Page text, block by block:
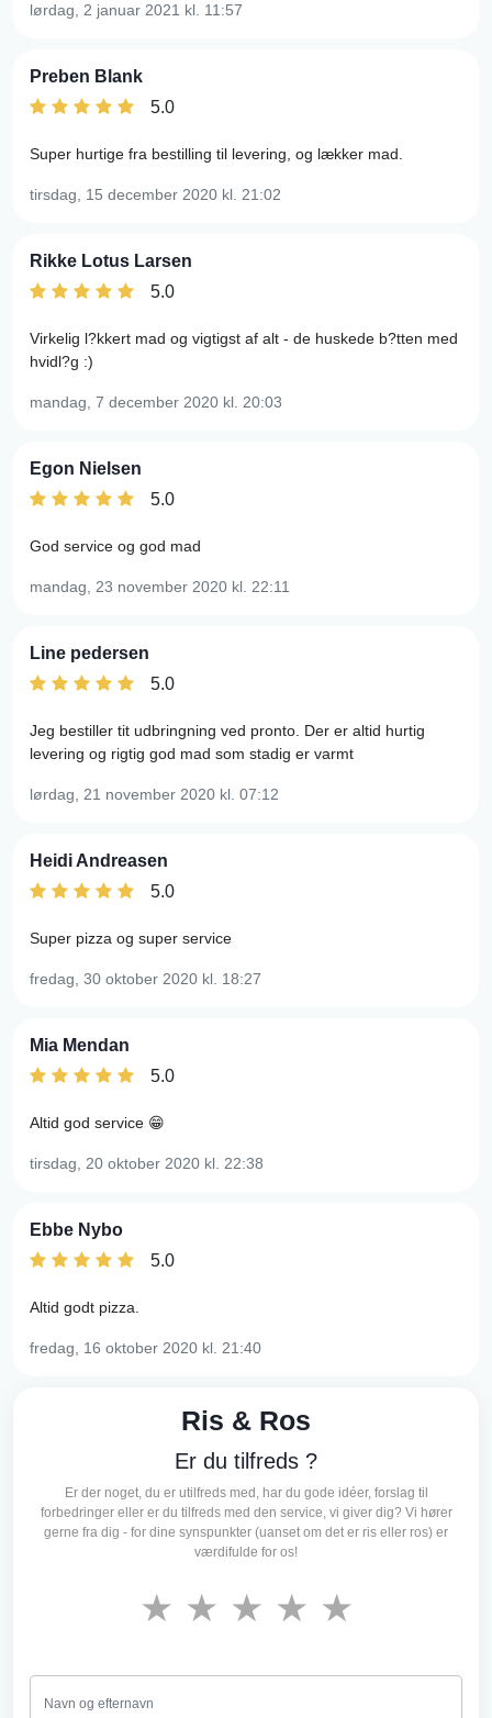
lørdag, 2 januar 2021 kl. 11:57
Preben Blank
5.0
Super hurtige fra bestilling til levering, og lækker mad.
tirsdag, 15 december 2020 kl. 21:02
Rikke Lotus Larsen
5.0
Virkelig l?kkert mad og vigtigst af alt - de huskede b?tten med
hvidl?g :)
mandag, 7 december 2020 kl. 20:03
Egon Nielsen
5.0
God service og god mad
mandag, 23 november 2020 kl. 22:11
Line pedersen
5.0
Jeg bestiller tit udbringning ved pronto. Der er altid hurtig
levering og rigtig god mad som stadig er varmt
lørdag, 21 november 2020 kl. 07:12
Heidi Andreasen
5.0
Super pizza og super service
fredag, 30 oktober 2020 kl. 18:27
Mia Mendan
5.0
Altid god service 😁
tirsdag, 20 oktober 2020 kl. 22:38
Ebbe Nybo
5.0
Altid godt pizza.
fredag, 16 oktober 2020 kl. 21:40
Ris & Ros
Er du tilfreds ?
Er der noget, du er utilfreds med, har du gode idéer, forslag til
forbedringer eller er du tilfreds med den service, vi giver dig? Vi hører
gerne fra dig - for dine synspunkter (uanset om det er ris eller ros) er
værdifulde for os!
★
★
★
★
★